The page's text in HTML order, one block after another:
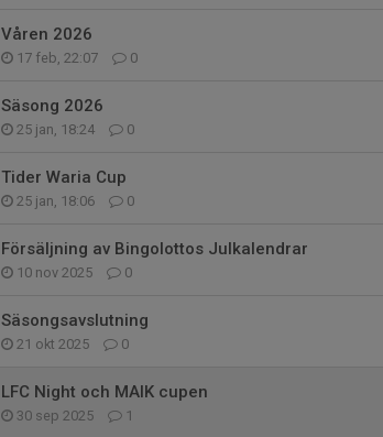
Våren 2026
17 feb, 22:07 0
Säsong 2026
25 jan, 18:24 0
Tider Waria Cup
25 jan, 18:06 0
Försäljning av Bingolottos Julkalendrar
10 nov 2025 0
Säsongsavslutning
21 okt 2025 0
LFC Night och MAIK cupen
30 sep 2025 1